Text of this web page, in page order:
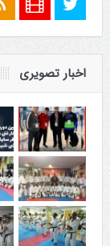
اخبار تصویری